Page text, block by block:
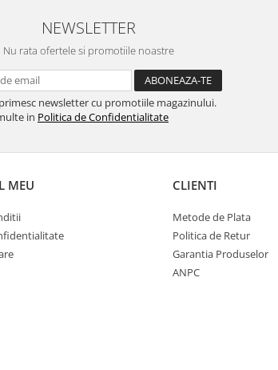
NEWSLETTER
Nu rata ofertele si promotiile noastre
newsletter cu promotiile magazinului.
in Politica de Confidentialitate
MEU CLIENTI
Metode de Plata
Politica de Retur
Garantia Produselor
ANPC